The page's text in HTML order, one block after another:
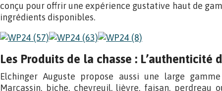
conçu pour offrir une expérience gustative haut de
ingrédients disponibles.
Les Produits de la chasse : L’authenticité
Elchinger Auguste propose aussi une large
Marcassin, biche, chevreuil, lièvre, faisan, perdreau